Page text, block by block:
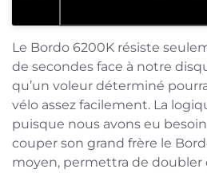
Le Bordo 6200K résiste
de secondes face à notre
qu’un voleur déterminé
vélo assez facilement. La
puisque nous avons eu
couper son grand frère le
moyen, permettra de doubler